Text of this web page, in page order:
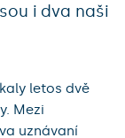
i dva naši
letos dvě
Mezi
uznávaní